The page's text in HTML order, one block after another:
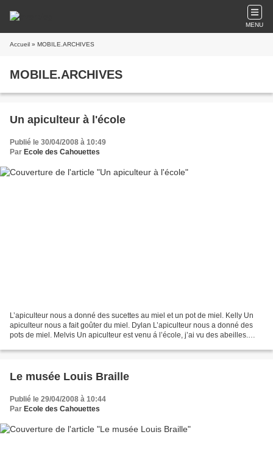
MENU
Accueil » MOBILE.ARCHIVES
MOBILE.ARCHIVES
Un apiculteur à l'école
Publié le 30/04/2008 à 10:49
Par Ecole des Cahouettes
L’apiculteur nous a donné des sucettes au miel et un pot de miel. Kelly Un
apiculteur nous a fait goûter du miel. Dylan L’apiculteur nous a donné des
pots de miel. Melvis Un apiculteur est venu á l’école, j’ai vu des abeilles.
Le musée Louis Braille
Publié le 29/04/2008 à 10:44
Par Ecole des Cahouettes